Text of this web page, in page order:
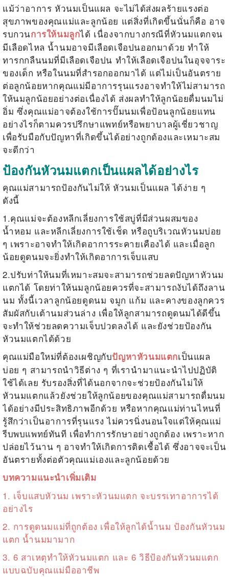
แม้ว่าอาการ หัวนมเป็นแผล จะไม่ได้ส่งผลร้ายแรงต่อ
สุขภาพของคุณแม่และลูกน้อย แต่สิ่งที่เกิดขึ้นนั่นก็คือ อาจ
รบกวนการให้นมลูกได้ เนื่องจากบางกรณีที่หัวนมแตกจน
มีเลือดไหล น้ำนมอาจมีเลือดเจือปนออกมาด้วย ทำให้
ทารกกลืนนมที่มีเลือดเจือปน ทำให้เลือดเจือปนในอุจจาระ
ของเด็ก หรือในนมที่สำรอกออกมาได้ แต่ไม่เป็นอันตราย
ต่อลูกน้อยหากคุณแม่มีอาการรุนแรงอาจทำให้ไม่สามารถ
ให้นมลูกน้อยอย่างต่อเนื่องได้ ส่งผลทำให้ลูกน้อยดื่มนมไม่
อิ่ม ซึ่งคุณแม่อาจต้องใช้การปั๊มนมเพื่อป้อนลูกน้อยแทน
อย่างไรก็ตามควรปรึกษาแพทย์หรือพยาบาลผู้เชี่ยวชาญ
เพื่อรับมือกับปัญหาที่เกิดขึ้นได้อย่างถูกต้องและเหมาะสม
จะดีกว่า
ป้องกันหัวนมแตกเป็นแผลได้อย่างไร
คุณแม่สามารถป้องกันไม่ให้ หัวนมเป็นแผล ได้ง่าย ๆ
ดังนี้
1.คุณแม่จะต้องหลีกเลี่ยงการใช้สบู่ที่มีส่วนผสมของ
น้ำหอม และหลีกเลี่ยงการใช้เช็ด หรือถูบริเวณหัวนมบ่อย
ๆ เพราะอาจทำให้เกิดอาการระคายเคืองได้ และเมื่อลูก
น้อยดูดนมจะยิ่งทำให้เกิดอาการเจ็บแสบ
2.ปรับท่าให้นมที่เหมาะสมจะสามารถช่วยลดปัญหาหัวนม
แตกได้ โดยท่าให้นมลูกน้อยควรที่จะสามารถงับได้ถึงลาน
นม ทั้งนี้เวลาลูกน้อยดูดนม จมูก แก้ม และคางของลูกควร
สัมผัสกับเต้านมส่วนล่าง เพื่อให้ลูกสามารถดูดนมได้ดีขึ้น
จะทำให้ช่วยลดความเจ็บปวดลงได้ และยังช่วยป้องกัน
หัวนมแตกได้ด้วย
คุณแม่มือใหม่ที่ต้องเผชิญกับปัญหาหัวนมแตกเป็นแผล
บ่อย ๆ สามารถนำวิธีต่าง ๆ ที่เรานำมาแนะนำไปปฏิบัติ
ใช้ได้เลย รับรองสิ่งที่ได้นอกจากจะช่วยป้องกันไม่ให้
หัวนมแตกแล้วยังช่วยให้ลูกน้อยของคุณแม่สามารถดื่มนม
ได้อย่างมีประสิทธิภาพอีกด้วย หรือหากคุณแม่ท่านไหนที่
รู้สึกว่าเป็นอาการที่รุนแรง ไม่ควรนิ่งนอนใจแต่ให้คุณแม่
รีบพบแพทย์ทันที เพื่อทำการรักษาอย่างถูกต้อง เพราะหาก
ปล่อยไว้นาน ๆ อาจทำให้เกิดการติดเชื้อได้ ซึ่งอาจจะเป็น
อันตรายทั้งต่อตัวคุณแม่เองและลูกน้อยด้วย
บทความแนะนำเพิ่มเติม
1. เจ็บแสบหัวนม เพราะหัวนมแตก จะบรรเทาอาการได้
อย่างไร
2. การดูดนมแม่ที่ถูกต้อง เพื่อให้ลูกได้น้ำนม ป้องกันหัวนม
แตก น้ำนมมามาก
3. 6 สาเหตุทำให้หัวนมแตก และ 6 วิธีป้องกันหัวนมแตก
แบบฉบับคุณแม่มืออาชีพ